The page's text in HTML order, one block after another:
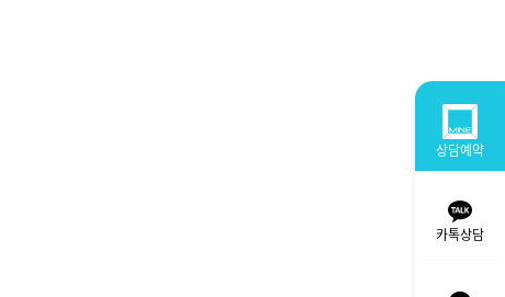
상담예약
카톡상담